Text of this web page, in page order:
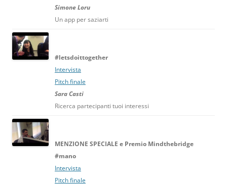
Simone Loru
Un app per saziarti
#letsdoittogether
Intervista
Pitch finale
Sara Casti
Ricerca partecipanti tuoi interessi
MENZIONE SPECIALE e Premio Mindthebridge
#mano
Intervista
Pitch finale